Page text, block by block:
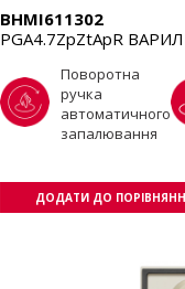
BHMI611302
PGA4.7ZpZtApR
Поворотна
ручка
автоматичного
запалювання
ДОДАТИ ДО